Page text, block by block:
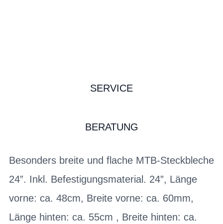
SERVICE
BERATUNG
Besonders breite und flache MTB-Steckbleche
24”. Inkl. Befestigungsmaterial. 24”, Länge
vorne: ca. 48cm, Breite vorne: ca. 60mm,
Länge hinten: ca. 55cm , Breite hinten: ca.